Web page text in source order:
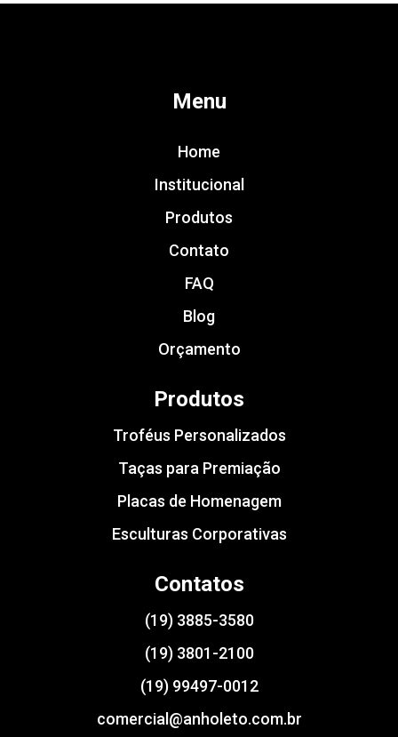
Menu
Home
Institucional
Produtos
Contato
FAQ
Blog
Orçamento
Produtos
Troféus Personalizados
Taças para Premiação
Placas de Homenagem
Esculturas Corporativas
Contatos
(19) 3885-3580
(19) 3801-2100
(19) 99497-0012
comercial@anholeto.com.br